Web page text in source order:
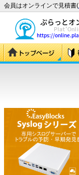
会員はオンラインで見積書(